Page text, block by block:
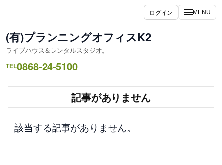
を
ス
キ
ッ
ログイン MENU
(有)プランニングオフィスK2
ライブハウス＆レンタルスタジオ。
TEL0868-24-5100
記事がありません
該当する記事がありません。